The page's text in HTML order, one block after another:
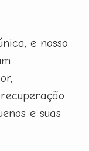
e nosso
e suas